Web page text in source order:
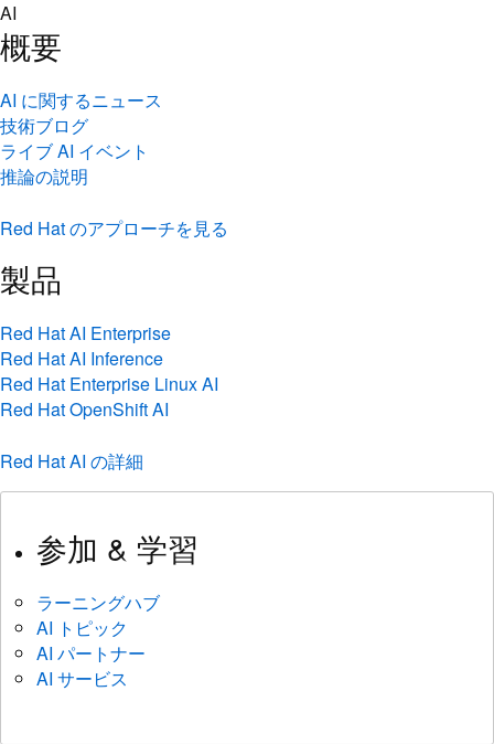
Skip
to
content
AI
概要
AI に関するニュース
技術ブログ
ライブ AI イベント
推論の説明
Red Hat のアプローチを見る
製品
Red Hat AI Enterprise
Red Hat AI Inference
Red Hat Enterprise Linux AI
Red Hat OpenShift AI
Red Hat AI の詳細
参加 & 学習
ラーニングハブ
AI トピック
AI パートナー
AI サービス